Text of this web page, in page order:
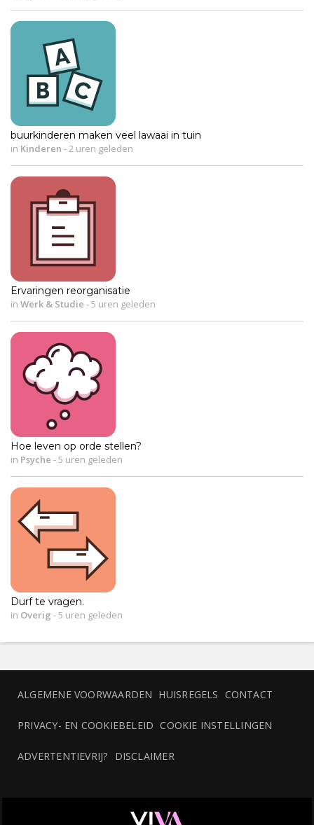
buurkinderen maken veel lawaai in tuin
in Kinderen -2 uren geleden
Ervaringen reorganisatie
in Werk & Studie -5 uren geleden
Hoe leven op orde stellen?
in Psyche -5 uren geleden
Durf te vragen.
in Overig -5 uren geleden
ALGEMENE VOORWAARDEN HUISREGELS CONTACT
PRIVACY- EN COOKIEBELEID COOKIE INSTELLINGEN
ADVERTENTIEVRIJ? DISCLAIMER